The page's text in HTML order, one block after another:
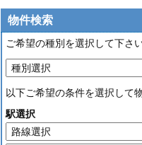
物件検索
ご希望の種別を選択して下さ
以下ご希望の条件を選択して
駅選択